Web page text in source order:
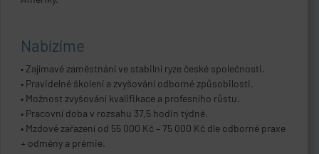
Nabízíme
• Zajímavé zaměstnání ve stabilní ryze české společnosti.
• Pravidelné školení a zvyšování odborné způsobilosti.
• Možnost zvyšování kvalifikace a profesního růstu.
• Pracovní doba v rozsahu 37,5 hodin týdně.
• Mzdové zařazení od 55 000 Kč – 75 000 Kč dle odborné praxe
+ odměny a prémie.